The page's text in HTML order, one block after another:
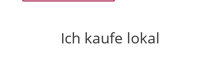
Ich kaufe lokal